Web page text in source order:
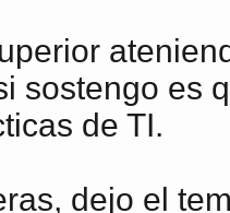
sostengo es
de TI.
dejo el